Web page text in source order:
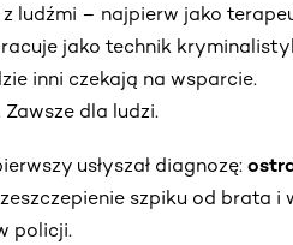
z ludźmi – najpierw jako
jako technik
inni czekają na wsparcie.
dla ludzi.
usłyszał diagnozę:
szpiku od brata i
policji.